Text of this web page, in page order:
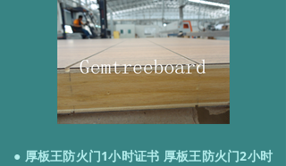
● 厚板王防火门1小时证书 厚板王防火门2小时